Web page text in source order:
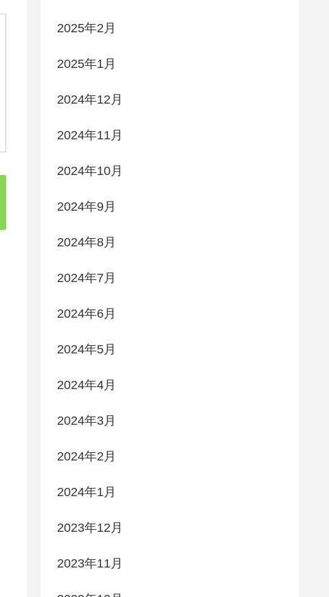
2025年2月
2025年1月
2024年12月
2024年11月
2024年10月
2024年9月
2024年8月
2024年7月
2024年6月
2024年5月
2024年4月
2024年3月
2024年2月
2024年1月
2023年12月
2023年11月